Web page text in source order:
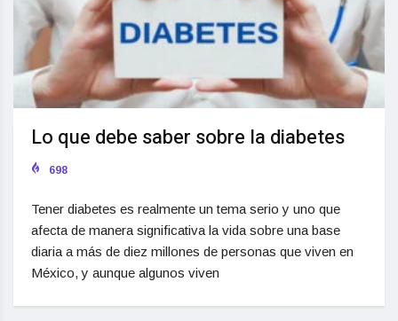
Lo que debe saber sobre la diabetes
698
Tener diabetes es realmente un tema serio y uno que
afecta de manera significativa la vida sobre una base
diaria a más de diez millones de personas que viven en
México, y aunque algunos viven